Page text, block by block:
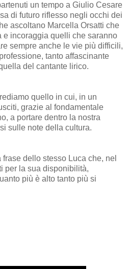
un tempo a Giulio Cesare
di futuro riflesso negli occhi dei
ascoltano Marcella Orsatti che
e incoraggia quelli che saranno
sempre anche le vie più difficili,
tanto affascinante
del cantante lirico.
quello in cui, in un
grazie al fondamentale
a portare dentro la nostra
sulle note della cultura.
dello stesso Luca che, nel
per la sua disponibilità,
più è alto tanto più si